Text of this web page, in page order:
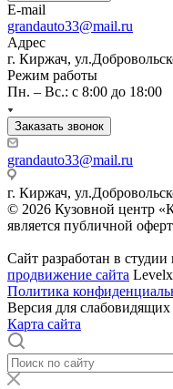
E-mail
grandauto33@mail.ru
Адрес
г. Киржач,
Режим работы
Пн. – Вс.: с 8:00 до 18:00
Заказать звонок
grandauto33@mail.ru
г. Киржач,
© 2026 Кузовной центр
является публичной
Сайт разработан в студии
продвижение сайта Levelx
Политика
Версия для слабовидящих
Карта сайта